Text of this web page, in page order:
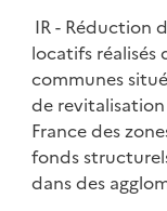
IR - Réduction
locatifs réalisés
communes
de
France des
fonds
dans des